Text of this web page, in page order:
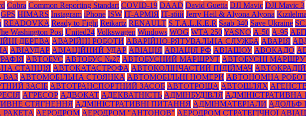
Cobra Common Reporting Standart COVID-19 DAAD David Guetta DJI Mavic DJI Mavic 3
GPS HIMARS Instagram iPhone ISW IT-АРМІЯ IT-збій Jerry Heil & Alyona Alyona Kızılelma
READOVKA Ready to Fight Reikartz RENAULT S.T.A.L.K.E.R Saab 340 Save Ukraine
Washington Post United24 Volkswagen Windows WOG WTA 250YASNO А-50 А-95
ДЕРЕВА АВАРІЙНІ РОБОТИ АВАРІЙНО-РЯТУВАЛЬНА СЛУЖБА АВАРІЯ
АВІАУДАР АВІАЦІЙНИЙ УДАР АВІАЦІЯ АВІАЦІЯ РФ АВІАШОУ АВОКАДО
АВТОБУС АВТОБУС №27 АВТОБУСНИЙ МАРШРУТ АВТОБУСНІ
СТАНЦІЯ АВТОКАТАСТРОФА АВТОКОЛІНЧАСТИЙ ПІДІЙМАЧ
ВАЗ АВТОМОБІЛЬНА СТОЯНКА АВТОМОБІЛЬНІ НОМЕРИ АВТОНОМНА
ЗАСІБ АВТОТРАНСПОРТНИЙ ЗАСОБ АВТОТРОЩА АВТОШЛЯХ
АГРЕСОР АДВОКАТ АДЕКВАТНІСТЬ АДМІНБУДІВЛЯ АДМІНІСТРАТИВНА
СТЯГНЕННЯ АДМІНІСТРАТИВНІ ПИТАННЯ АДМІНМАТЕРІАЛИ АДОЛЬФ
РАКЕТА АЕРОДРОМ АЕРОДРОМ "АНТОНОВ" АЕРОДРОМ СТРАТЕГІЧНОЇ